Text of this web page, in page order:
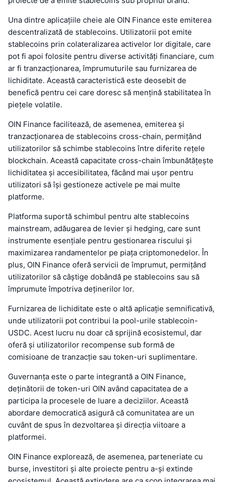
Una dintre aplicațiile cheie ale OIN Finance este emiterea
descentralizată de stablecoins. Utilizatorii pot emite
stablecoins prin colateralizarea activelor lor digitale, care
pot fi apoi folosite pentru diverse activități financiare, cum
ar fi tranzacționarea, împrumuturile sau furnizarea de
lichiditate. Această caracteristică este deosebit de
benefică pentru cei care doresc să mențină stabilitatea în
piețele volatile.
OIN Finance facilitează, de asemenea, emiterea și
tranzacționarea de stablecoins cross-chain, permițând
utilizatorilor să schimbe stablecoins între diferite rețele
blockchain. Această capacitate cross-chain îmbunătățește
lichiditatea și accesibilitatea, făcând mai ușor pentru
utilizatori să își gestioneze activele pe mai multe
platforme.
Platforma suportă schimbul pentru alte stablecoins
mainstream, adăugarea de levier și hedging, care sunt
instrumente esențiale pentru gestionarea riscului și
maximizarea randamentelor pe piața criptomonedelor. În
plus, OIN Finance oferă servicii de împrumut, permițând
utilizatorilor să câștige dobândă pe stablecoins sau să
împrumute împotriva deținerilor lor.
Furnizarea de lichiditate este o altă aplicație semnificativă,
unde utilizatorii pot contribui la pool-urile stablecoin-
USDC. Acest lucru nu doar că sprijină ecosistemul, dar
oferă și utilizatorilor recompense sub formă de
comisioane de tranzacție sau token-uri suplimentare.
Guvernanța este o parte integrantă a OIN Finance,
deținătorii de token-uri OIN având capacitatea de a
participa la procesele de luare a deciziilor. Această
abordare democratică asigură că comunitatea are un
cuvânt de spus în dezvoltarea și direcția viitoare a
platformei.
OIN Finance explorează, de asemenea, parteneriate cu
burse, investitori și alte proiecte pentru a-și extinde